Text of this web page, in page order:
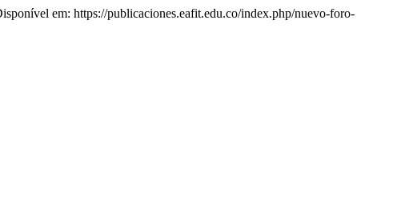
em: https://publicaciones.eafit.edu.co/index.php/nuevo-foro-